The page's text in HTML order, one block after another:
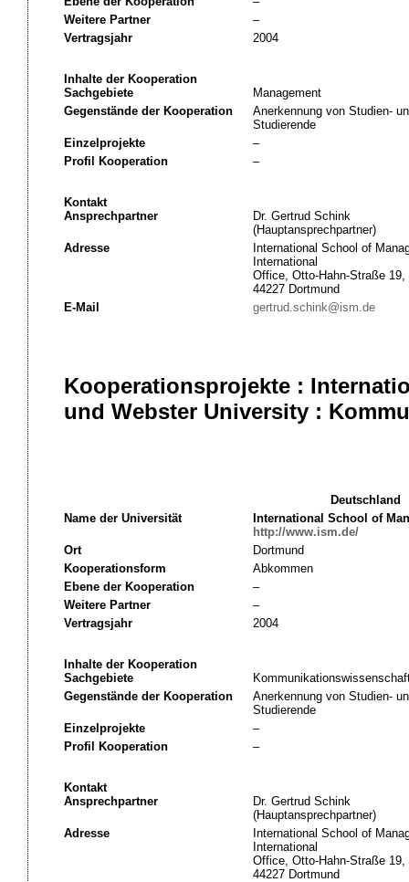
Weitere Partner
–
Vertragsjahr
2004
Inhalte der Kooperation
Sachgebiete
Management
Gegenstände der Kooperation
Anerkennung von Studien-
Studierende
Einzelprojekte
–
Profil Kooperation
–
Kontakt
Ansprechpartner
Dr. Gertrud Schink
(Hauptansprechpartner)
Adresse
International School of
International
Office, Otto-Hahn-Straße 19,
44227 Dortmund
E-Mail
gertrud.schink@ism.de
Kooperationsprojekte :
und Webster University :
Deutschland
Name der Universität
International School of
http://www.ism.de/
Ort
Dortmund
Kooperationsform
Abkommen
Ebene der Kooperation
–
Weitere Partner
–
Vertragsjahr
2004
Inhalte der Kooperation
Sachgebiete
Gegenstände der Kooperation
Anerkennung von Studien-
Studierende
Einzelprojekte
–
Profil Kooperation
–
Kontakt
Ansprechpartner
Dr. Gertrud Schink
(Hauptansprechpartner)
Adresse
International School of
International
Office, Otto-Hahn-Straße 19,
44227 Dortmund